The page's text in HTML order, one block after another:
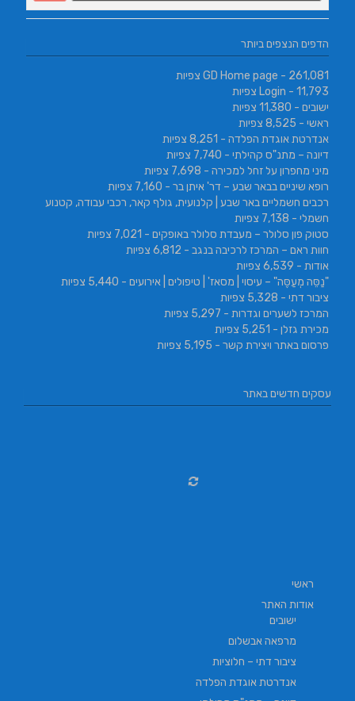
הדפים הנצפים ביותר
GD Home page - 261,081 צפיות
Login - 11,793 צפיות
ישובים - 11,380 צפיות
ראשי - 8,525 צפיות
אנדרטת אוגדת הפלדה - 8,251 צפיות
דיונה – מתנ"ס קהילתי - 7,740 צפיות
מיני מחפרון על זחל למכירה - 7,698 צפיות
רופא שיניים בבאר שבע – דר' איתן בר - 7,160 צפיות
רכבים חשמליים באר שבע | קלנועית, גולף קאר, רכבי עבודה, קטנוע
חשמלי - 7,138 צפיות
סטוק פון סלולר – מעבדת סלולר באופקים - 7,021 צפיות
חוות ראם – המרכז לרכיבה בנגב - 6,812 צפיות
אודות - 6,539 צפיות
"נַסֵּה מְעַסֶּה" – עיסוי | מסאז' | טיפולים | אירועים - 5,440 צפיות
ציבור דתי - 5,328 צפיות
המרכז לשערים וגדרות - 5,297 צפיות
מכירת גזלן - 5,251 צפיות
פרסום באתר ויצירת קשר - 5,195 צפיות
עסקים חדשים באתר
ראשי
אודות האתר
ישובים
מרפאה אבשלום
ציבור דתי – חלוציות
אנדרטת אוגדת הפלדה